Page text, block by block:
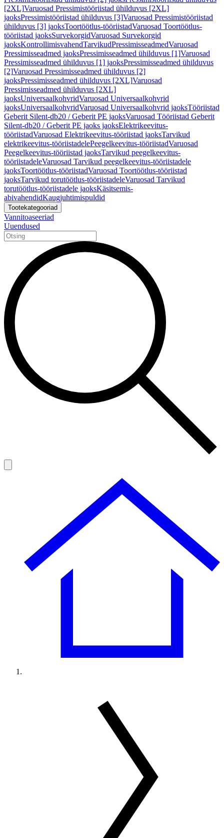
[2XL]Varuosad Pressimistööriistad ühilduvus [2XL]
jaoksPressimistööriistad ühilduvus [3]Varuosad Pressimistööriistad
ühilduvus [3] jaoksToortöötlus-tööriistadVaruosad Toortöötlus-
tööriistad jaoksSurvekorgidVaruosad Survekorgid
jaoksKontrollimisvahendTarvikudPressimisseadmedVaruosad
Pressimisseadmed jaoksPressimisseadmed ühilduvus [1]Varuosad
Pressimisseadmed ühilduvus [1] jaoksPressimisseadmed ühilduvus
[2]Varuosad Pressimisseadmed ühilduvus [2]
jaoksPressimisseadmed ühilduvus [2XL]Varuosad
Pressimisseadmed ühilduvus [2XL]
jaoksUniversaalkohvridVaruosad Universaalkohvrid
jaoksUniversaalkohvridVaruosad Universaalkohvrid jaoksTööriistad
Geberit Silent-db20 / Geberit PE jaoksVaruosad Tööriistad Geberit
Silent-db20 / Geberit PE jaoks jaoksElektrikeevitus-
tööriistadVaruosad Elektrikeevitus-tööriistad jaoksTarvikud
elektrikeevitus-tööriistadelePeegelkeevitus-tööriistadVaruosad
Peegelkeevitus-tööriistad jaoksTarvikud peegelkeevitus-
tööriistadeleVaruosad Tarvikud peegelkeevitus-tööriistadele
jaoksToortöötlus-tööriistadVaruosad Toortöötlus-tööriistad
jaoksTarvikud torutöötlus-tööriistadeleVaruosad Tarvikud
torutöötlus-tööriistadele jaoksKäsitsemis-
abivahendidKaugjuhtimispuldid
Tootekategooriad
Vannitoaseeriad
Uuendused